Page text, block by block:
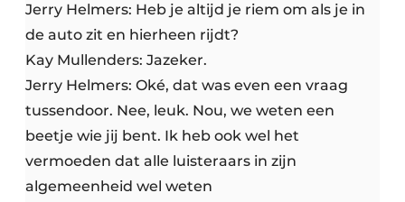
Jerry Helmers: Heb je altijd je riem om als je in
de auto zit en hierheen rijdt?
Kay Mullenders: Jazeker.
Jerry Helmers: Oké, dat was even een vraag
tussendoor. Nee, leuk. Nou, we weten een
beetje wie jij bent. Ik heb ook wel het
vermoeden dat alle luisteraars in zijn
algemeenheid wel weten